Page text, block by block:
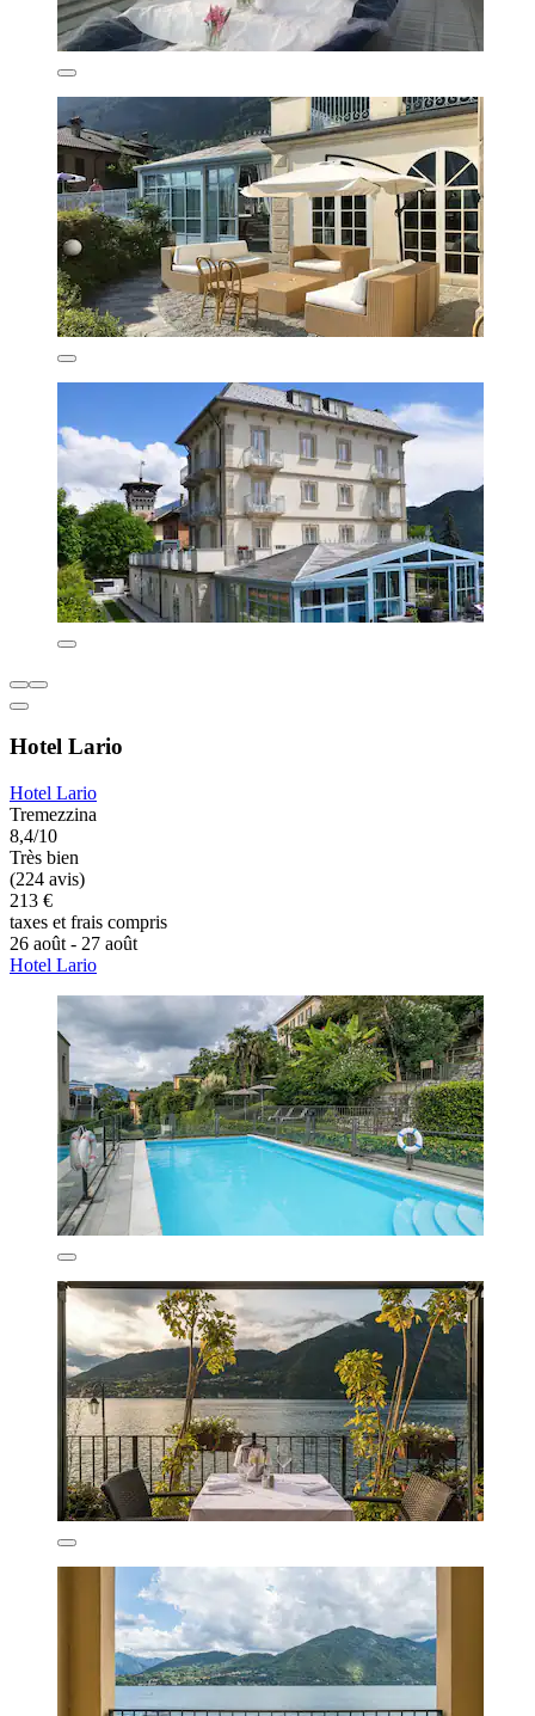
Hotel Lario
Hotel Lario
Tremezzina
8,4/10
Très bien
(224 avis)
213 €
taxes et frais compris
26 août - 27 août
Hotel Lario